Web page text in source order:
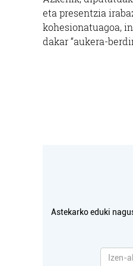
eta presentzia
kohesionatuagoa,
dakar “aukera-
Astekarko eduki